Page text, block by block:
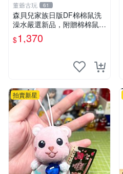
董爺古玩 61
森貝兒家族日版DF棉棉鼠洗
澡水嚴選新品，附贈棉棉鼠媽
媽與嬰兒及配件。-paper盒
裝，輕便設計方便攜帶。 棉
$1,370
拍賣新星